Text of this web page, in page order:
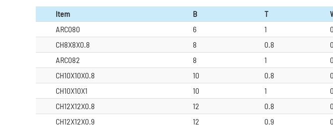
Item B T
ARC080
6 1
CH8X8X0.8
8 0.8
ARC082
8 1
CH10X10X0.8
10 0.8
CH10X10X1
10 1
CH12X12X0.8
12 0.8
CH12X12X0.9
12 0.9